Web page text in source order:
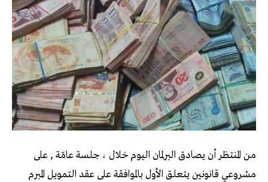
من المنتظر أن يصادق البرلمان اليوم خلال ، جلسة عامّة , على
مشروعي قانونين يتعلق الأول بالموافقة على عقد التمويل المبرم